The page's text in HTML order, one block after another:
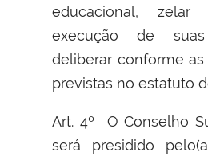
educacional, zelar
execução de
deliberar conforme
previstas no estatuto
Art. 4º O Conselho
será presidido